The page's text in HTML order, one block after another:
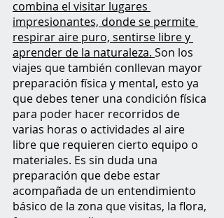
combina el visitar lugares
impresionantes, donde se permite
respirar aire puro, sentirse libre y
aprender de la naturaleza. Son los
viajes que también conllevan mayor
preparación física y mental, esto ya
que debes tener una condición física
para poder hacer recorridos de
varias horas o actividades al aire
libre que requieren cierto equipo o
materiales. Es sin duda una
preparación que debe estar
acompañada de un entendimiento
básico de la zona que visitas, la flora,